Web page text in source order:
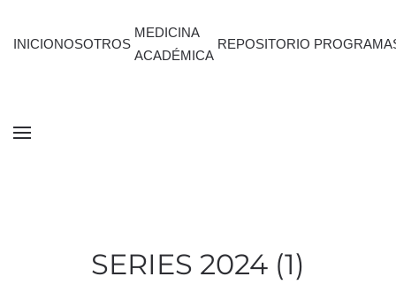
INICIONOSOTROS
MEDICINA
ACADÉMICA
REPOSITORIO
SERIES 2024 (1)